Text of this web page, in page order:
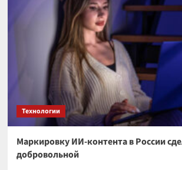
Технологии
Маркировку ИИ-контента в России
добровольной